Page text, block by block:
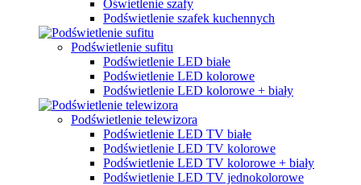
Oświetlenie szafy
Podświetlenie szafek kuchennych
Podświetlenie sufitu
Podświetlenie LED białe
Podświetlenie LED kolorowe
Podświetlenie LED kolorowe + biały
Podświetlenie telewizora
Podświetlenie LED TV białe
Podświetlenie LED TV kolorowe
Podświetlenie LED TV kolorowe + biały
Podświetlenie LED TV jednokolorowe